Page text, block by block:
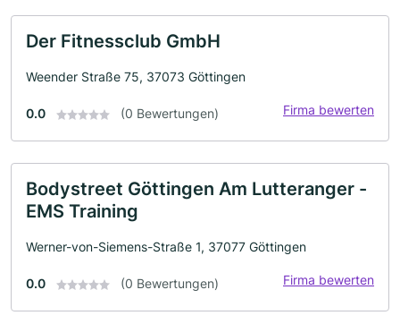
Der Fitnessclub GmbH
Weender Straße 75, 37073 Göttingen
0.0 (0 Bewertungen) Firma bewerten
Bodystreet Göttingen Am Lutteranger -
EMS Training
Werner-von-Siemens-Straße 1, 37077 Göttingen
0.0 (0 Bewertungen) Firma bewerten